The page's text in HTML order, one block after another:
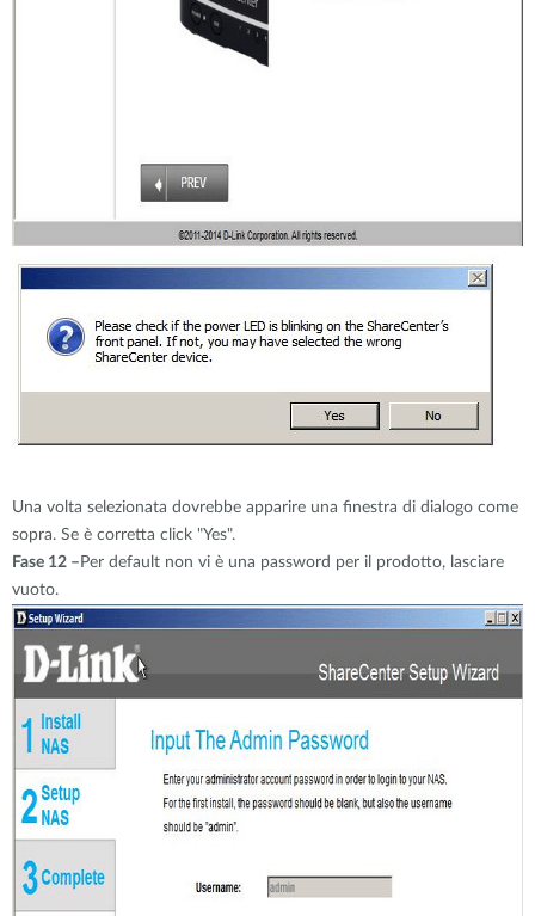
Una volta selezionata dovrebbe apparire una finestra di dialogo come
sopra. Se è corretta click "Yes".
Fase 12 – Per default non vi è una password per il prodotto, lasciare
vuoto.